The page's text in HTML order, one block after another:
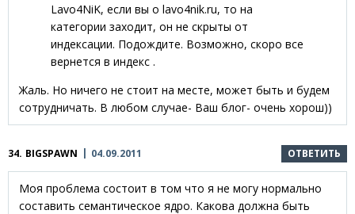
Lavo4NiK, если вы о lavo4nik.ru, то на
категории заходит, он не скрыты от
индексации. Подождите. Возможно, скоро все
вернется в индекс .
Жаль. Но ничего не стоит на месте, может быть и будем
сотрудничать. В любом случае- Ваш блог- очень хорош))
34. BIGSPAWN 04.09.2011 ОТВЕТИТЬ
Моя проблема состоит в том что я не могу нормально
составить семантическое ядро. Какова должна быть